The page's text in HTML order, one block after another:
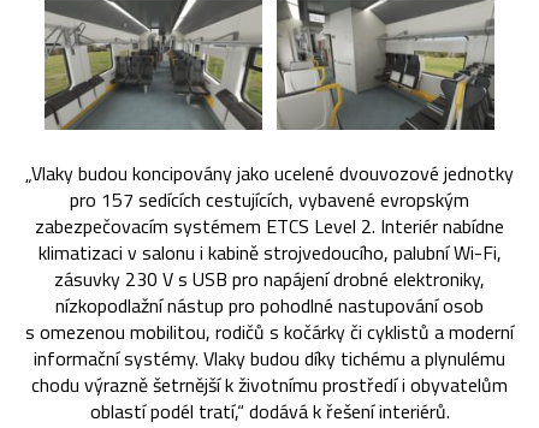
„Vlaky budou koncipovány jako ucelené dvouvozové jednotky
pro 157 sedících cestujících, vybavené evropským
zabezpečovacím systémem ETCS Level 2. Interiér nabídne
klimatizaci v salonu i kabině strojvedoucího, palubní Wi-Fi,
zásuvky 230 V s USB pro napájení drobné elektroniky,
nízkopodlažní nástup pro pohodlné nastupování osob
s omezenou mobilitou, rodičů s kočárky či cyklistů a moderní
informační systémy. Vlaky budou díky tichému a plynulému
chodu výrazně šetrnější k životnímu prostředí i obyvatelům
oblastí podél tratí,“ dodává k řešení interiérů.